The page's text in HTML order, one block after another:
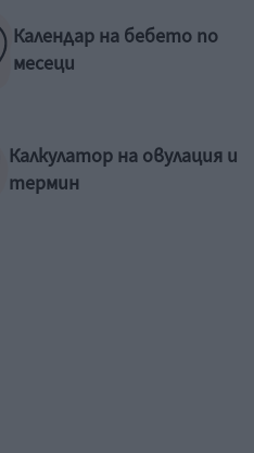
Календар на бебето по
месеци
Калкулатор на овулация и
термин